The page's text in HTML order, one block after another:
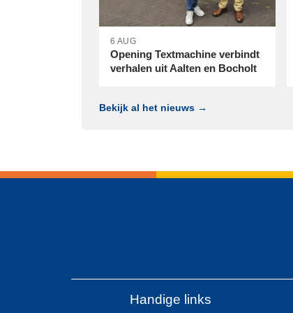
6 AUG
Opening Textmachine verbindt
verhalen uit Aalten en Bocholt
Bekijk al het nieuws →
Handige links